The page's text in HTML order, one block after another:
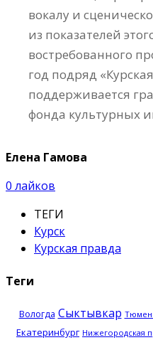
вокалу и
из показателей
востребованного
год подряд
поддерживается
фонда культурных
Елена Гамова
0 лайков
ТЕГИ
Курск
Курская правда
Теги
Вологда Сыктывкар
Екатеринбург Нижегородская